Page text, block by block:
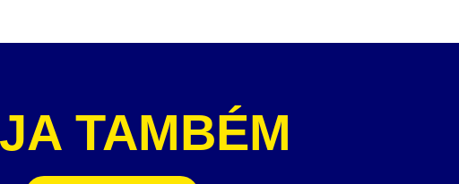
TAMBÉM